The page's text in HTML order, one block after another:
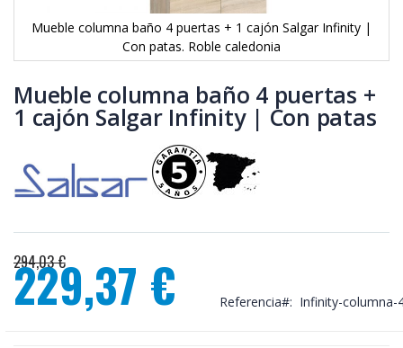
Mueble columna baño 4 puertas + 1 cajón Salgar Infinity |
Con patas. Roble caledonia
al
comienzo
de
de
imágenes
Mueble columna baño 4 puertas +
1 cajón Salgar Infinity | Con patas
294,03 €
Precio
especial
229,37 € Referencia Infinity-columna-